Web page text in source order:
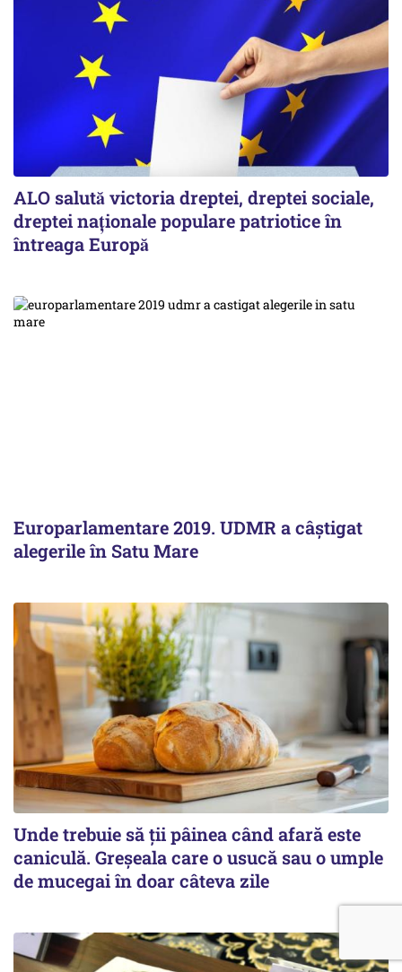
ALO salută victoria dreptei, dreptei sociale,
dreptei naţionale populare patriotice în
întreaga Europă
Europarlamentare 2019. UDMR a câștigat
alegerile în Satu Mare
Unde trebuie să ții pâinea când afară este
caniculă. Greșeala care o usucă sau o umple
de mucegai în doar câteva zile